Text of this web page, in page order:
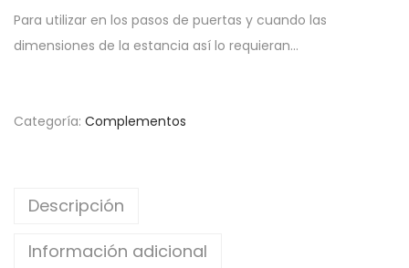
Para utilizar en los pasos de puertas y cuando las
dimensiones de la estancia así lo requieran…
Categoría: Complementos
Descripción
Información adicional